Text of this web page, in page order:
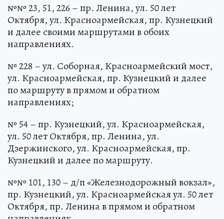
№№ 23, 51, 226 – пр. Ленина, ул. 50 лет
Октября, ул. Красноармейская, пр. Кузнецкий
и далее своими маршрутами в обоих
направлениях.
№ 228 – ул. Соборная, Красноармейский мост,
ул. Красноармейская, пр. Кузнецкий и далее
по маршруту в прямом и обратном
направлениях;
№ 54 – пр. Кузнецкий, ул. Красноармейская,
ул. 50 лет Октября, пр. Ленина, ул.
Дзержинского, ул. Красноармейская, пр.
Кузнецкий и далее по маршруту.
№№ 101, 130 – д/п «Железнодорожный вокзал»,
пр. Кузнецкий, ул. Красноармейская ул. 50 лет
Октября, пр. Ленина в прямом и обратном